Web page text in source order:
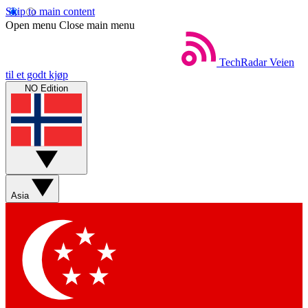
Skip to main content
Open menu Close main menu
TechRadar Veien
til et godt kjøp
NO Edition
Asia